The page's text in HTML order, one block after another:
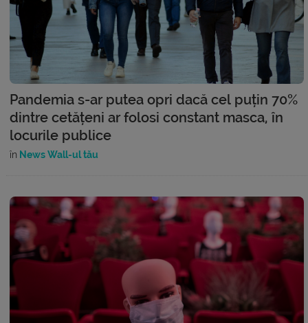
Pandemia s-ar putea opri dacă cel puțin 70%
dintre cetățeni ar folosi constant masca, în
locurile publice
în News Wall-ul tău